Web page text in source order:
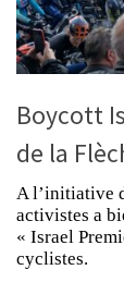
Boycott
de la
A l’initiative
activistes a
« Israel
cyclistes.